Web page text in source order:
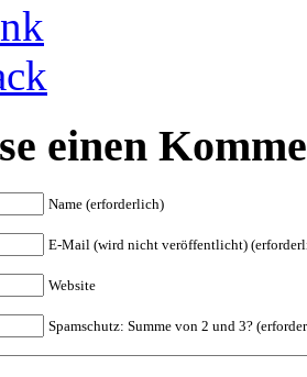
einen
Name (erforderlich)
E-Mail (wird nicht veröffentlicht)
Website
Spamschutz: Summe von 2 und 3?